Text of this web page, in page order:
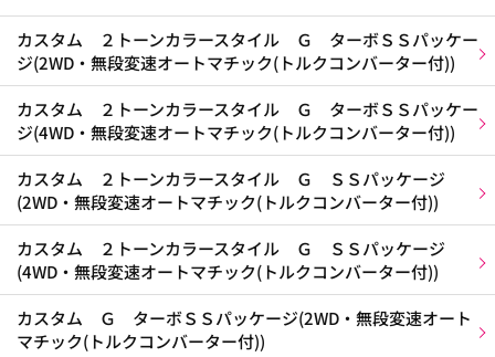
カスタム ２トーンカラースタイル Ｇ ターボＳＳパッケー
ジ(2WD・無段変速オートマチック(トルクコンバーター付))
カスタム ２トーンカラースタイル Ｇ ターボＳＳパッケー
ジ(4WD・無段変速オートマチック(トルクコンバーター付))
カスタム ２トーンカラースタイル Ｇ ＳＳパッケージ
(2WD・無段変速オートマチック(トルクコンバーター付))
カスタム ２トーンカラースタイル Ｇ ＳＳパッケージ
(4WD・無段変速オートマチック(トルクコンバーター付))
カスタム Ｇ ターボＳＳパッケージ(2WD・無段変速オート
マチック(トルクコンバーター付))